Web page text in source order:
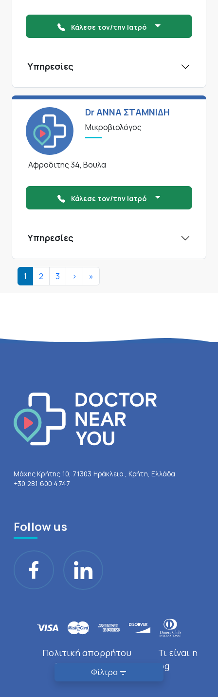
Φίλτρα
Κάλεσε τον/την Ιατρό
Υπηρεσίες
Dr ΑΝΝΑ ΣΤΑΜΝΙΔΗ
Μικροβιολόγος
Αφροδιτης 34, Βουλα
Κάλεσε τον/την Ιατρό
Υπηρεσίες
Σελιδοποίηση
1 2 3 > Next page
»
Μάχης Κρήτης 10, 71303 Ηράκλειο , Κρήτη, Ελλάδα
+30 281 600 4747
Follow us
Πολιτική απορρήτου
Τι είναι η
Doctor Near You
Blog